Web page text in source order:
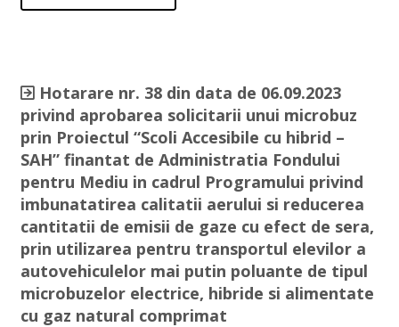
Hotarare nr. 38 din data de 06.09.2023
privind aprobarea solicitarii unui microbuz
prin Proiectul “Scoli Accesibile cu hibrid –
SAH” finantat de Administratia Fondului
pentru Mediu in cadrul Programului privind
imbunatatirea calitatii aerului si reducerea
cantitatii de emisii de gaze cu efect de sera,
prin utilizarea pentru transportul elevilor a
autovehiculelor mai putin poluante de tipul
microbuzelor electrice, hibride si alimentate
cu gaz natural comprimat